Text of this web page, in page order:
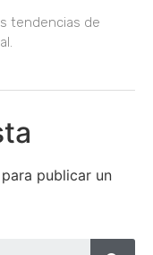
tendencias de
para publicar un